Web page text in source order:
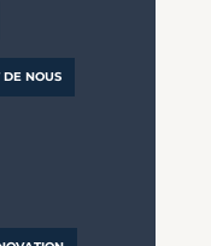
DE NOUS